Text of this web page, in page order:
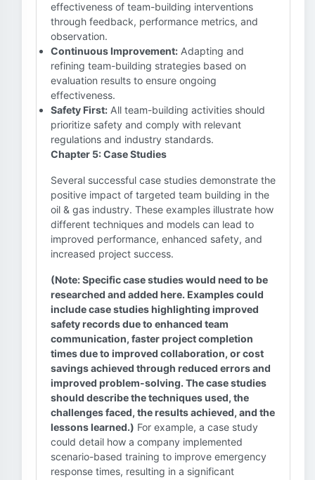
effectiveness of team-building interventions
through feedback, performance metrics, and
observation.
Continuous Improvement: Adapting and
refining team-building strategies based on
evaluation results to ensure ongoing
effectiveness.
Safety First: All team-building activities should
prioritize safety and comply with relevant
regulations and industry standards.
Chapter 5: Case Studies
Several successful case studies demonstrate the
positive impact of targeted team building in the
oil & gas industry. These examples illustrate how
different techniques and models can lead to
improved performance, enhanced safety, and
increased project success.
(Note: Specific case studies would need to be
researched and added here. Examples could
include case studies highlighting improved
safety records due to enhanced team
communication, faster project completion
times due to improved collaboration, or cost
savings achieved through reduced errors and
improved problem-solving. The case studies
should describe the techniques used, the
challenges faced, the results achieved, and the
lessons learned.) For example, a case study
could detail how a company implemented
scenario-based training to improve emergency
response times, resulting in a significant